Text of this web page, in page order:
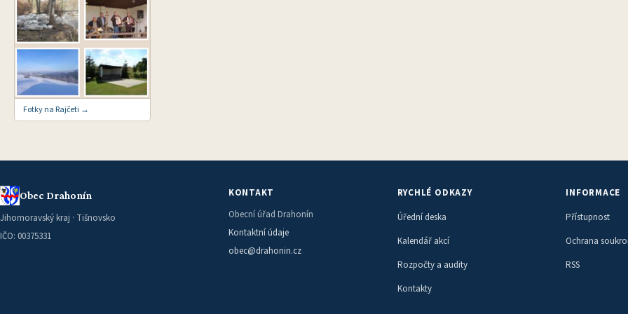
Fotky na Rajčeti →
Obec Drahonín
Jihomoravský kraj · Tišnovsko
IČO: 00375331
KONTAKT
Obecní úřad Drahonín
Kontaktní údaje
obec@drahonin.cz
RYCHLÉ ODKAZY
Úřední deska
Kalendář akcí
Rozpočty a audity
Kontakty
INFORMACE
Přístupnost
Ochrana
RSS